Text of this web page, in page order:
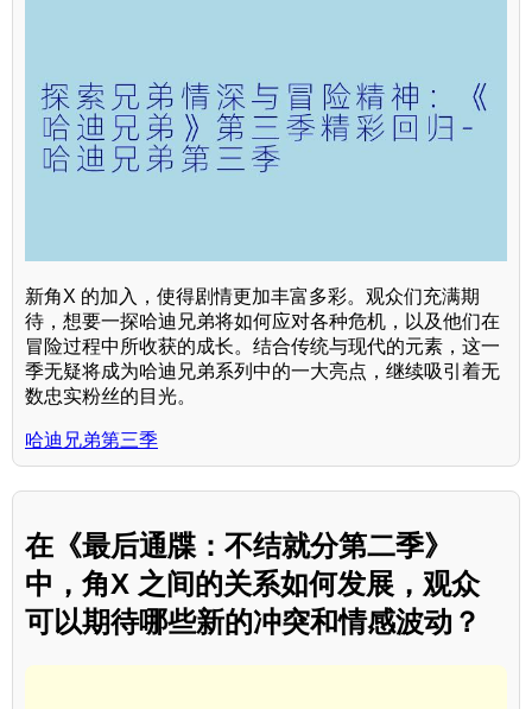
新角X 的加入，使得剧情更加丰富多彩。观众们充满期
待，想要一探哈迪兄弟将如何应对各种危机，以及他们在
冒险过程中所收获的成长。结合传统与现代的元素，这一
季无疑将成为哈迪兄弟系列中的一大亮点，继续吸引着无
数忠实粉丝的目光。
哈迪兄弟第三季
在《最后通牒：不结就分第二季》
中，角X 之间的关系如何发展，观众
可以期待哪些新的冲突和情感波动？